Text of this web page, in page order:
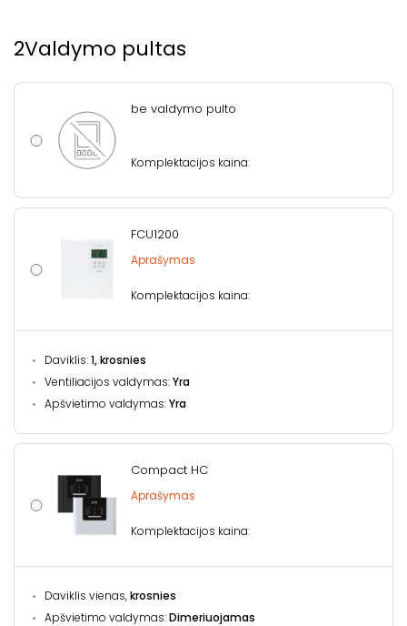
2Valdymo pultas
be valdymo pulto
Komplektacijos kaina:
FCU1200
Aprašymas
Komplektacijos kaina:
Daviklis:1, krosnies
Ventiliacijos valdymas:Yra
Apšvietimo valdymas:Yra
Compact HC
Aprašymas
Komplektacijos kaina:
Daviklis vienas,krosnies
Apšvietimo valdymas:Dimeriuojamas